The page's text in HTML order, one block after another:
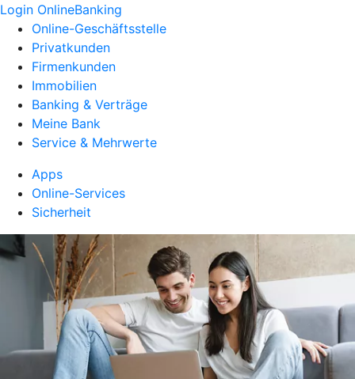
Login OnlineBanking
Online-Geschäftsstelle
Privatkunden
Firmenkunden
Immobilien
Banking & Verträge
Meine Bank
Service & Mehrwerte
Apps
Online-Services
Sicherheit